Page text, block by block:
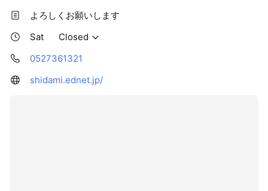
よろしくお願いします
Sat
Closed
0527361321
shidami.ednet.jp/